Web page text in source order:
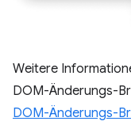
Weitere
DOM-Änderungs-
DOM-Änderungs-